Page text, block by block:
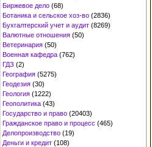
Биржевое дело (68)
Ботаника и сельское хоз-во (2836)
Бухгалтерский учет и аудит (8269)
Валютные отношения (50)
Ветеринария (50)
Военная кафедра (762)
ГДЗ (2)
География (5275)
Геодезия (30)
Геология (1222)
Геополитика (43)
Государство и право (20403)
Гражданское право и процесс (465)
Делопроизводство (19)
Деньги и кредит (108)